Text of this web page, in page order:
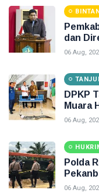
dan
06 Aug,
DPKP
Muara
Taman
06 Aug,
Polda
06 Aug,